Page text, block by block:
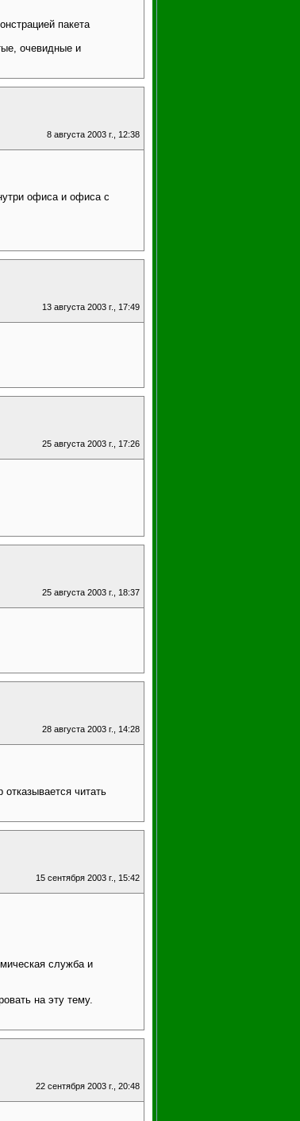
пакета
очевидные и
8 августа 2003 г., 12:38
офиса и офиса с
13 августа 2003 г., 17:49
25 августа 2003 г., 17:26
25 августа 2003 г., 18:37
28 августа 2003 г., 14:28
читать
15 сентября 2003 г., 15:42
служба и
на эту тему.
22 сентября 2003 г., 20:48